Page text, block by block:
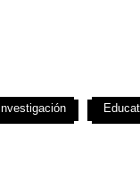
Investigación